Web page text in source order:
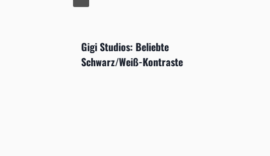
Gigi Studios: Beliebte
Schwarz/Weiß-Kontraste